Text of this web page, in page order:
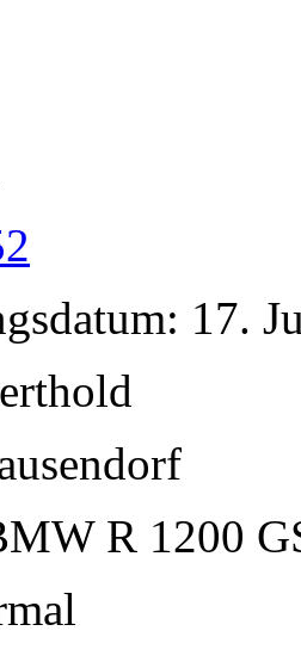
17.
R 1200